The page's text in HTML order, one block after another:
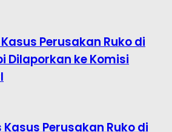
Perusakan Ruko di
Dilaporkan ke Komisi
Perusakan Ruko di